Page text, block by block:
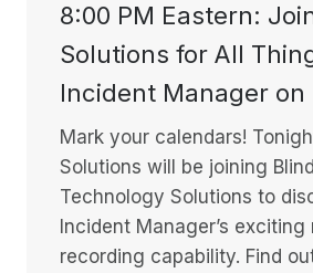
8:00 PM Eastern:
Solutions for All
Incident Manager on
Mark your calendars!
Solutions will be joining
Technology Solutions to
Incident Manager’s exciting
recording capability. Find